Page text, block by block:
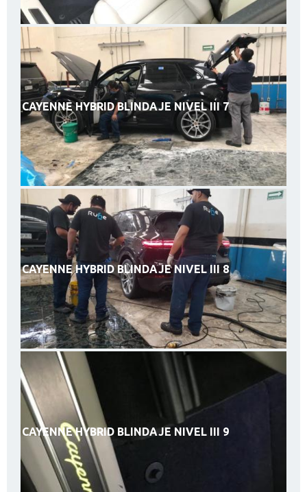
CAYENNE HYBRID BLINDAJE NIVEL III 7
CAYENNE HYBRID BLINDAJE NIVEL III 8
CAYENNE HYBRID BLINDAJE NIVEL III 9